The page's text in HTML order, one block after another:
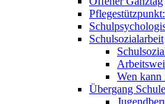
Schulsozialarbeit
Wen kann
Übergang